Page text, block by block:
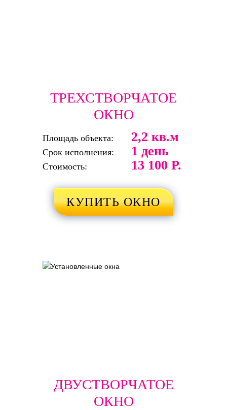
ТРЕХСТВОРЧАТОЕ
ОКНО
Площадь объекта: 2,2 кв.м
Срок исполнения: 1 день
Стоимость: 13 100 Р.
КУПИТЬ ОКНО
ДВУСТВОРЧАТОЕ
ОКНО